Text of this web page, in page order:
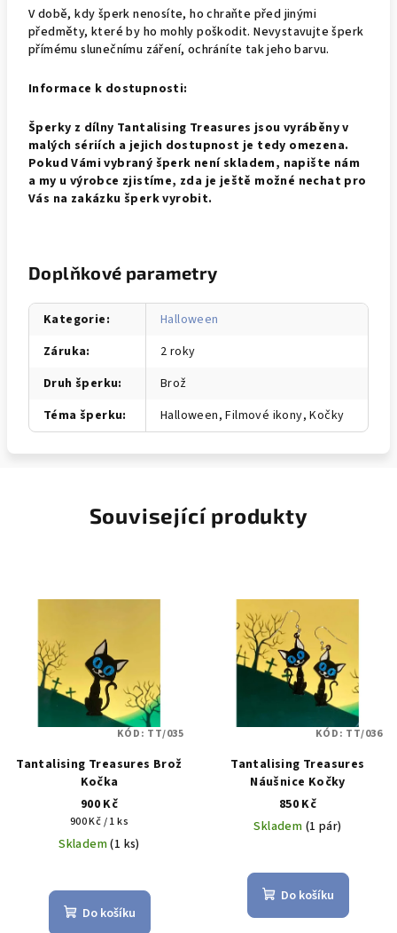
V době, kdy šperk nenosíte, ho chraňte před jinými
předměty, které by ho mohly poškodit. Nevystavujte šperk
přímému slunečnímu záření, ochráníte tak jeho barvu.
Informace k dostupnosti:
Šperky z dílny Tantalising Treasures jsou vyráběny v
malých sériích a jejich dostupnost je tedy omezena.
Pokud Vámi vybraný šperk není skladem, napište nám
a my u výrobce zjistíme, zda je ještě možné nechat pro
Vás na zakázku šperk vyrobit.
Doplňkové parametry
Kategorie:
Halloween
Záruka:
2 roky
Druh šperku:
Brož
Téma šperku: Halloween, Filmové ikony, Kočky
Související produkty
Tantalising Treasures Brož
Kočka
900 Kč
Měrná
cena:
900 Kč / 1 ks
Skladem(1 ks)
Do košíku
KÓD: TT/035
Tantalising Treasures
Náušnice Kočky
850 Kč
Skladem (1 pár)
Do košíku
KÓD: TT/036